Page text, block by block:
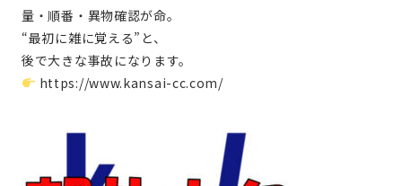
量・順番・異物確認が命。
“最初に雑に覚える”と、
後で大きな事故になります。
https://www.kansai-cc.com/